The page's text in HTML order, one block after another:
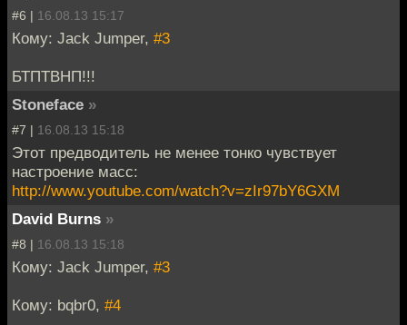
#6 | 16.08.13 15:17
Кому: Jack Jumper, #3
БТПТВНП!!!
Stoneface »
#7 | 16.08.13 15:18
Этот предводитель не менее тонко чувствует
настроение масс:
http://www.youtube.com/watch?v=zIr97bY6GXM
David Burns »
#8 | 16.08.13 15:18
Кому: Jack Jumper, #3
Кому: bqbr0, #4